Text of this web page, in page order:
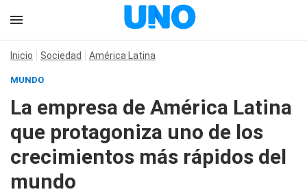
Inicio Sociedad América Latina
MUNDO
La empresa de América Latina
que protagoniza uno de los
crecimientos más rápidos del
mundo